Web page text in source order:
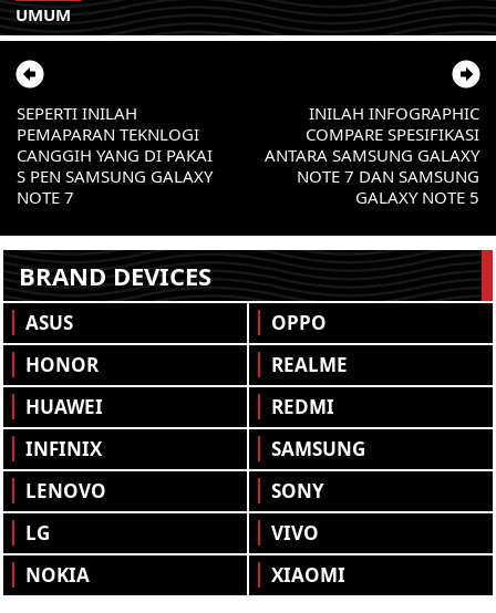
UMUM
INILAH INFOGRAPHIC
COMPARE SPESIFIKASI
ANTARA SAMSUNG GALAXY
NOTE 7 DAN SAMSUNG
GALAXY NOTE 5
SEPERTI INILAH
PEMAPARAN TEKNLOGI
CANGGIH YANG DI PAKAI
S PEN SAMSUNG GALAXY
NOTE 7
BRAND DEVICES
ASUS
HONOR
HUAWEI
INFINIX
LENOVO
LG
NOKIA
OPPO
REALME
REDMI
SAMSUNG
SONY
VIVO
XIAOMI